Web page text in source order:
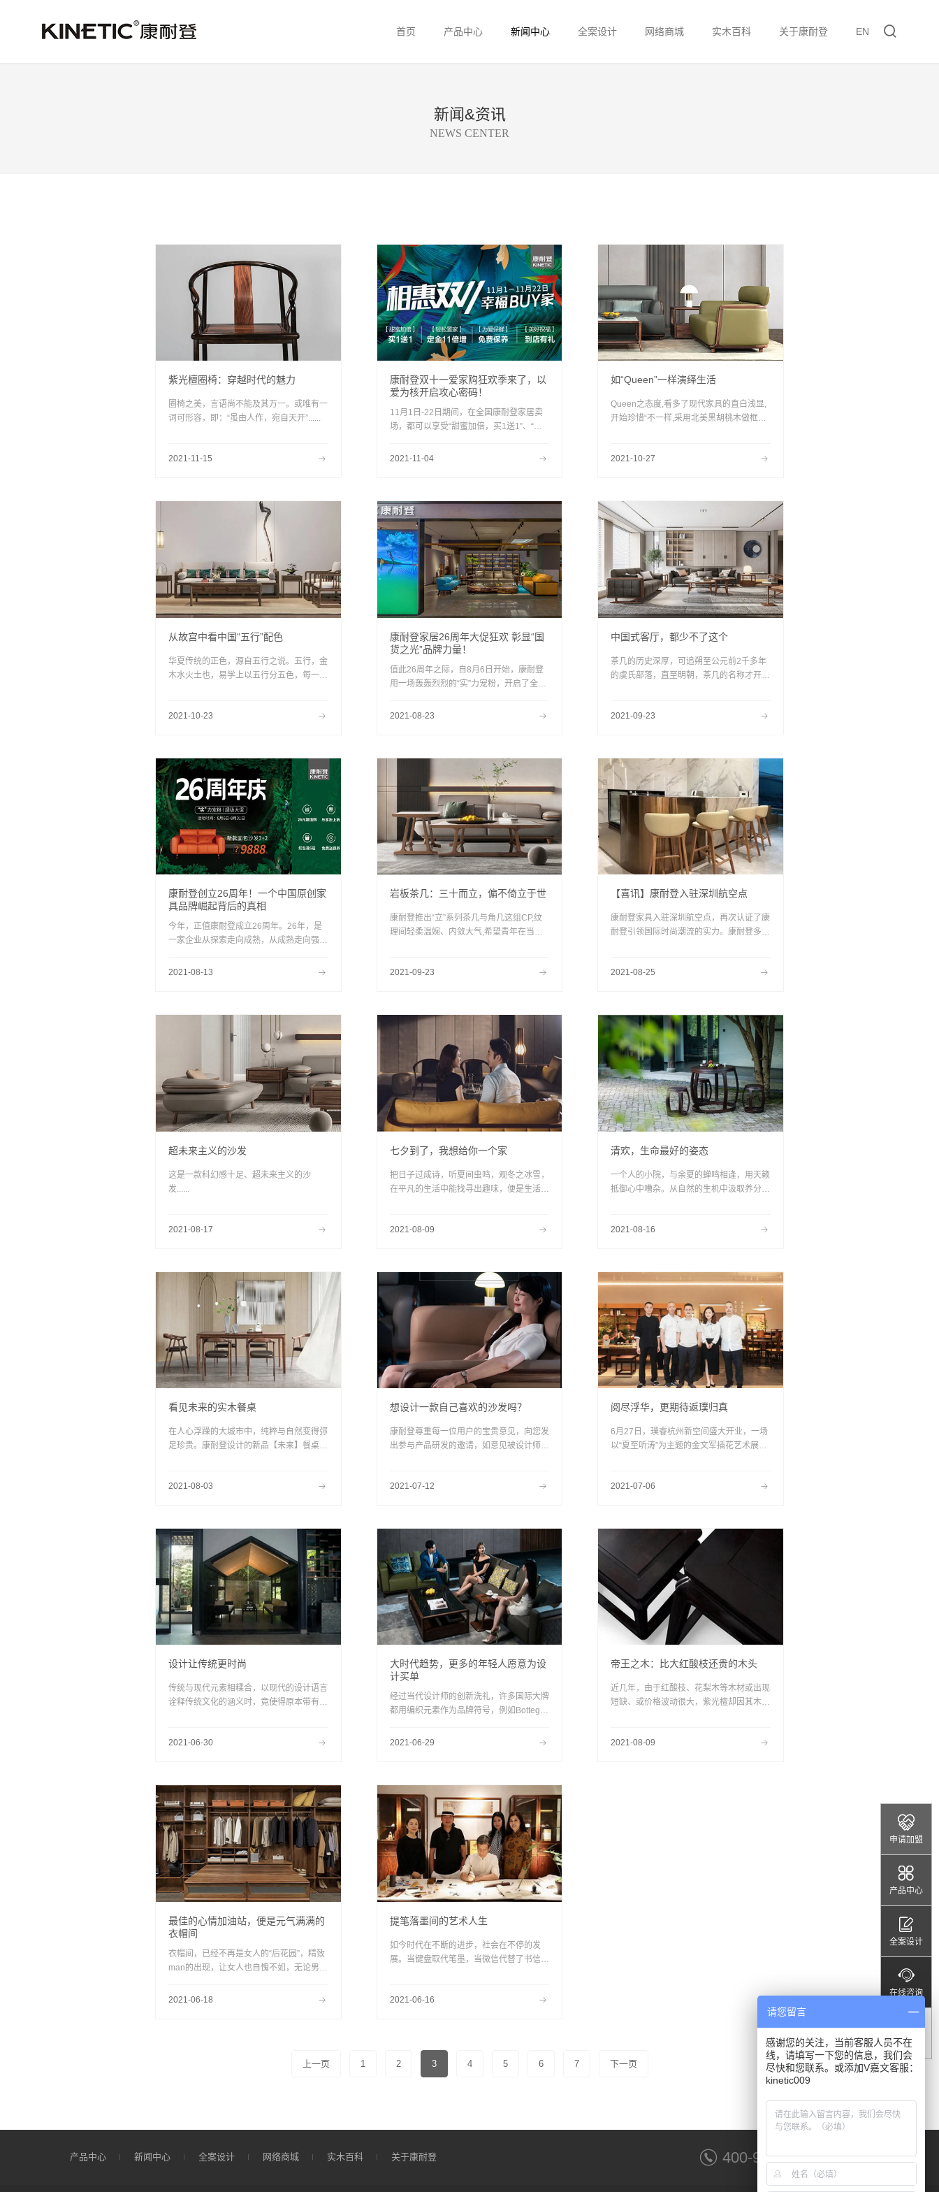
首页 产品中心 新闻中心 全案设计 网络商城 实木百科 关于康耐登 EN
新闻&资讯
NEWS CENTER
紫光檀圈椅：穿越时代的魅力
圈椅之美，言语尚不能及其万一。或唯有一
词可形容，即：“虽由人作，宛自天开”......
2021-11-15
康耐登双十一爱家购狂欢季来了，以
爱为核开启攻心密码！
11月1日-22日期间，在全国康耐登家居卖
场，都可以享受“甜蜜加倍，买1送1”、“轻
尊享”、“美好祝福 ，幸福1生”四大超值钜
2021-11-04
如“Queen”一样演绎生活
Queen之态度,看多了现代家具的直白浅显,
开始珍惜“不一样,采用北美黑胡桃木做框架,
2021-10-27
从故宫中看中国“五行”配色
华夏传统的正色，源自五行之说。五行，金
木水火土也，易学上以五行分五色，每一种
色彩搭配之妙义。
2021-10-23
康耐登家居26周年大促狂欢 彰显“国
货之光”品牌力量！
值此26周年之际，自8月6日开始，康耐登
用一场轰轰烈烈的“实”力宠粉，开启了全新
货能力和品牌力量。
2021-08-23
中国式客厅，都少不了这个
茶几的历史深厚，可追朔至公元前2千多年
的虞氏部落，直至明朝，茶几的名称才开始
宾，沙发较高是山，而茶几较矮是水。两者
的使命，更直接反映了一个人待客的品味。
2021-09-23
康耐登创立26周年！一个中国原创家
具品牌崛起背后的真相
今年，正值康耐登成立26周年。26年，是
一家企业从探索走向成熟，从成熟走向强大
国品牌的崛起史，成为中国家具行业发展最
用“硬核实力”演绎“实”力宠粉！
2021-08-13
岩板茶几：三十而立，偏不倚立于世
康耐登推出“立”系列茶几与角几这组CP,纹
理间轻柔温婉、内敛大气,希望青年在当立
2021-09-23
【喜讯】康耐登入驻深圳航空点
康耐登家具入驻深圳航空点，再次认证了康
耐登引领国际时尚潮流的实力。康耐登多年
“美化人类空间”为使命，将国际前沿设计引
2021-08-25
超未来主义的沙发
这是一款科幻感十足、超未来主义的沙
发......
2021-08-17
七夕到了，我想给你一个家
把日子过成诗，听夏间虫鸣，观冬之冰雪，
在平凡的生活中能找寻出趣味，便是生活最
一样”，而同理，生活中对家的爱护亦如
2021-08-09
清欢，生命最好的姿态
一个人的小院，与余夏的蝉鸣相逢，用天籁
抵御心中嘈杂。从自然的生机中汲取养分，
气息。命运的低潮来了，便耐心滋养品性。
的归来，惴惴亦欢喜。退守小院，独享有清
欢。
2021-08-16
看见未来的实木餐桌
在人心浮躁的大城市中，纯粹与自然变得弥
足珍贵。康耐登设计的新品【未来】餐桌，
2021-08-03
想设计一款自己喜欢的沙发吗？
康耐登尊重每一位用户的宝贵意见，向您发
出参与产品研发的邀请，如意见被设计师采
2021-07-12
阅尽浮华，更期待返璞归真
6月27日，璞睿杭州新空间盛大开业，一场
以“夏至听涛”为主题的金文军插花艺术展同
2021-07-06
设计让传统更时尚
传统与现代元素相糅合，以现代的设计语言
诠释传统文化的涵义时，竟使得原本带有传
亲身经历一场过去与现代的对话。
2021-06-30
大时代趋势，更多的年轻人愿意为设
计买单
经过当代设计师的创新洗礼，许多国际大牌
都用编织元素作为品牌符号，例如Bottega
艺术装饰，具有现代审美。
2021-06-29
帝王之木：比大红酸枝还贵的木头
近几年，由于红酸枝、花梨木等木材或出现
短缺、或价格波动很大，紫光檀却因其木材
远超大红酸枝，成为未来红木市场中名副其
2021-08-09
最佳的心情加油站，便是元气满满的
衣帽间
衣帽间，已经不再是女人的“后花园”，精致
man的出现，让女人也自愧不如，无论男
~，简直是我们的“心情加油站”
2021-06-18
提笔落墨间的艺术人生
如今时代在不断的进步，社会在不停的发
展。当键盘取代笔墨，当微信代替了书信，
承至骨的书法之魅。
2021-06-16
上一页 1 2 3 4 5 6 7 下一页
产品中心 新闻中心 全案设计 网络商城 实木百科 关于康耐登 400-9001-988
申请加盟
产品中心
全案设计
在线咨询
顶部
请您留言
感谢您的关注，当前客服人员不在
线，请填写一下您的信息，我们会
尽快和您联系。或添加V嘉文客服：
kinetic009